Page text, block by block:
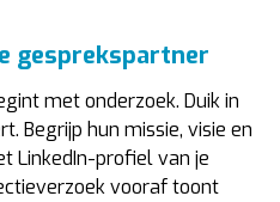
gesprekspartner
met onderzoek. Duik in
Begrijp hun missie, visie en
LinkedIn-profiel van je
vooraf toont